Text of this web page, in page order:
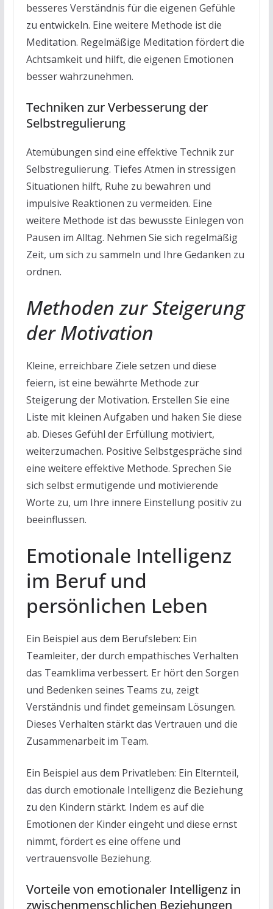
besseres Verständnis für die eigenen Gefühle
zu entwickeln. Eine weitere Methode ist die
Meditation. Regelmäßige Meditation fördert die
Achtsamkeit und hilft, die eigenen Emotionen
besser wahrzunehmen.
Techniken zur Verbesserung der
Selbstregulierung
Atemübungen sind eine effektive Technik zur
Selbstregulierung. Tiefes Atmen in stressigen
Situationen hilft, Ruhe zu bewahren und
impulsive Reaktionen zu vermeiden. Eine
weitere Methode ist das bewusste Einlegen von
Pausen im Alltag. Nehmen Sie sich regelmäßig
Zeit, um sich zu sammeln und Ihre Gedanken zu
ordnen.
Methoden zur Steigerung
der Motivation
Kleine, erreichbare Ziele setzen und diese
feiern, ist eine bewährte Methode zur
Steigerung der Motivation. Erstellen Sie eine
Liste mit kleinen Aufgaben und haken Sie diese
ab. Dieses Gefühl der Erfüllung motiviert,
weiterzumachen. Positive Selbstgespräche sind
eine weitere effektive Methode. Sprechen Sie
sich selbst ermutigende und motivierende
Worte zu, um Ihre innere Einstellung positiv zu
beeinflussen.
Emotionale Intelligenz
im Beruf und
persönlichen Leben
Ein Beispiel aus dem Berufsleben: Ein
Teamleiter, der durch empathisches Verhalten
das Teamklima verbessert. Er hört den Sorgen
und Bedenken seines Teams zu, zeigt
Verständnis und findet gemeinsam Lösungen.
Dieses Verhalten stärkt das Vertrauen und die
Zusammenarbeit im Team.
Ein Beispiel aus dem Privatleben: Ein Elternteil,
das durch emotionale Intelligenz die Beziehung
zu den Kindern stärkt. Indem es auf die
Emotionen der Kinder eingeht und diese ernst
nimmt, fördert es eine offene und
vertrauensvolle Beziehung.
Vorteile von emotionaler Intelligenz in
zwischenmenschlichen Beziehungen